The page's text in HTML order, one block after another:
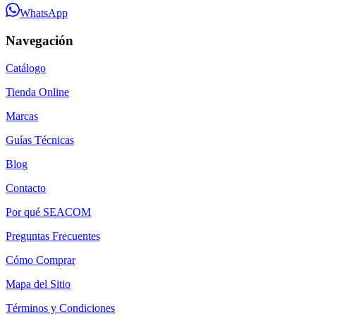
WhatsApp
Navegación
Catálogo
Tienda Online
Marcas
Guías Técnicas
Blog
Contacto
Por qué SEACOM
Preguntas Frecuentes
Cómo Comprar
Mapa del Sitio
Términos y Condiciones